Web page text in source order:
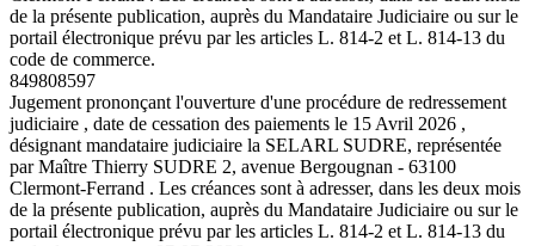
de la présente publication, auprès du Mandataire Judiciaire ou sur le
portail électronique prévu par les articles L. 814-2 et L. 814-13 du
code de commerce.
849808597
Jugement prononçant l'ouverture d'une procédure de redressement
judiciaire , date de cessation des paiements le 15 Avril 2026 ,
désignant mandataire judiciaire la SELARL SUDRE, représentée
par Maître Thierry SUDRE 2, avenue Bergougnan - 63100
Clermont-Ferrand . Les créances sont à adresser, dans les deux mois
de la présente publication, auprès du Mandataire Judiciaire ou sur le
portail électronique prévu par les articles L. 814-2 et L. 814-13 du